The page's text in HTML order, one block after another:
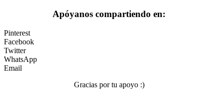
San Valentín y amor
Transporte
Verano y vacaciones
Libros para colorear para niños
Apóyanos compartiendo en:
Pinterest
Facebook
Twitter
WhatsApp
Email
Gracias por tu apoyo :)